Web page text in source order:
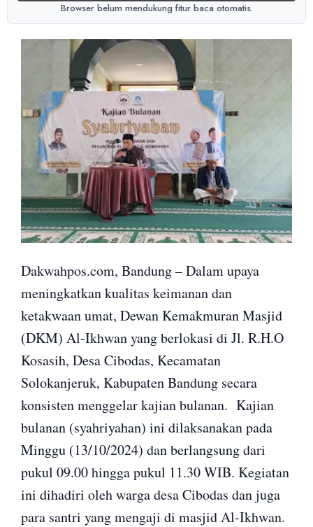
Browser belum mendukung fitur baca otomatis.
Dakwahpos.com, Bandung – Dalam upaya
meningkatkan kualitas keimanan dan
ketakwaan umat, Dewan Kemakmuran Masjid
(DKM) Al-Ikhwan yang berlokasi di Jl. R.H.O
Kosasih, Desa Cibodas, Kecamatan
Solokanjeruk, Kabupaten Bandung secara
konsisten menggelar kajian bulanan. Kajian
bulanan (syahriyahan) ini dilaksanakan pada
Minggu (13/10/2024) dan berlangsung dari
pukul 09.00 hingga pukul 11.30 WIB. Kegiatan
ini dihadiri oleh warga desa Cibodas dan juga
para santri yang mengaji di masjid Al-Ikhwan.